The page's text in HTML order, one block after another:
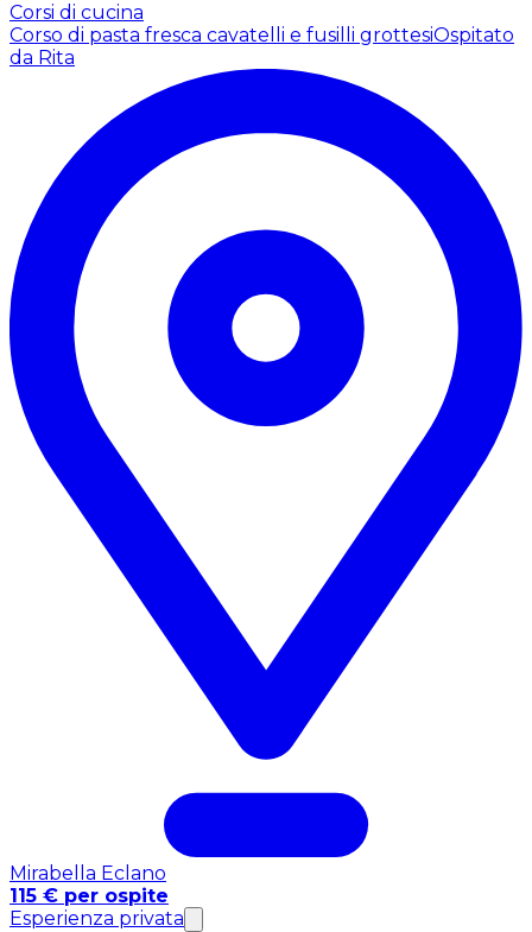
Corsi di cucina
Corso di pasta fresca cavatelli e fusilli grottesiOspitato
da Rita
Mirabella Eclano
115 € per ospite
Esperienza privata